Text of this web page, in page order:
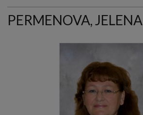
PERMENOVA, JELENA